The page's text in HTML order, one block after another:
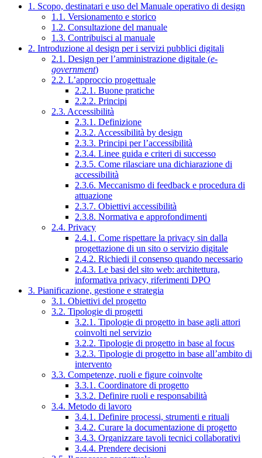
1. Scopo, destinatari e uso del Manuale operativo di design
1.1. Versionamento e storico
1.2. Consultazione del manuale
1.3. Contribuisci al manuale
2. Introduzione al design per i servizi pubblici digitali
2.1. Design per l’amministrazione digitale (e-
government)
2.2. L’approccio progettuale
2.2.1. Buone pratiche
2.2.2. Principi
2.3. Accessibilità
2.3.1. Definizione
2.3.2. Accessibilità by design
2.3.3. Principi per l’accessibilità
2.3.4. Linee guida e criteri di successo
2.3.5. Come rilasciare una dichiarazione di
accessibilità
2.3.6. Meccanismo di feedback e procedura di
attuazione
2.3.7. Obiettivi accessibilità
2.3.8. Normativa e approfondimenti
2.4. Privacy
2.4.1. Come rispettare la privacy sin dalla
progettazione di un sito o servizio digitale
2.4.2. Richiedi il consenso quando necessario
2.4.3. Le basi del sito web: architettura,
informativa privacy, riferimenti DPO
3. Pianificazione, gestione e strategia
3.1. Obiettivi del progetto
3.2. Tipologie di progetti
3.2.1. Tipologie di progetto in base agli attori
coinvolti nel servizio
3.2.2. Tipologie di progetto in base al focus
3.2.3. Tipologie di progetto in base all’ambito di
intervento
3.3. Competenze, ruoli e figure coinvolte
3.3.1. Coordinatore di progetto
3.3.2. Definire ruoli e responsabilità
3.4. Metodo di lavoro
3.4.1. Definire processi, strumenti e rituali
3.4.2. Curare la documentazione di progetto
3.4.3. Organizzare tavoli tecnici collaborativi
3.4.4. Prendere decisioni